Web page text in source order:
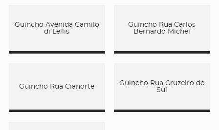
Guincho Avenida Camilo
di Lellis
Guincho Rua Carlos
Bernardo Michel
Guincho Rua Cianorte
Guincho Rua Cruzeiro do
Sul